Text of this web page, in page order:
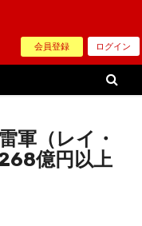
会員登録 ログイン
軍（レイ・
億円以上